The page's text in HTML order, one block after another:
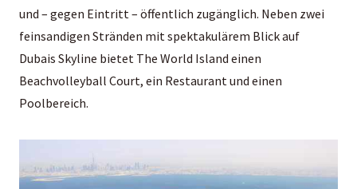
und – gegen Eintritt – öffentlich zugänglich. Neben zwei
feinsandigen Stränden mit spektakulärem Blick auf
Dubais Skyline bietet The World Island einen
Beachvolleyball Court, ein Restaurant und einen
Poolbereich.